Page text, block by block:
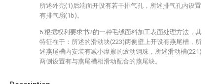
所述外壳(1)后端面开设有若干排气孔，所述排气孔内设置
有排气扇(1b)。
6.根据权利要求书2的一种毛绒面料加工表面处理方法，其
特征在于：所述的滑动块(223)两侧壁上开设有燕尾槽，所
述燕尾槽内安装有减小摩擦的滚动钢珠，所述滑动槽(221)
两侧设置有与燕尾槽相滑动配合的燕尾块。